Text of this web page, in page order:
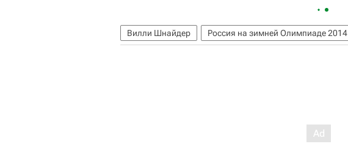
Вилли Шнайдер Россия на зимней Олимпиаде 2014